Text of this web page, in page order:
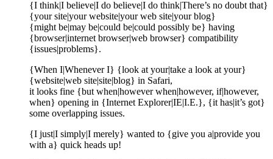
{I think|I believe|I do believe|I do think|There’s no doubt that}
{your site|your website|your web site|your blog}
{might be|may be|could be|could possibly be} having
{browser|internet browser|web browser} compatibility
{issues|problems}.
{When I|Whenever I} {look at your|take a look at your}
{website|web site|site|blog} in Safari,
it looks fine {but when|however when|however, if|however,
when} opening in {Internet Explorer|IE|I.E.}, {it has|it’s got}
some overlapping issues.
{I just|I simply|I merely} wanted to {give you a|provide you
with a} quick heads up!